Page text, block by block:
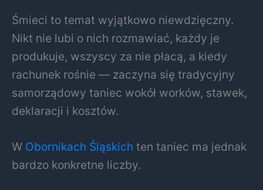
Śmieci to temat wyjątkowo niewdzięczny.
Nikt nie lubi o nich rozmawiać, każdy je
produkuje, wszyscy za nie płacą, a kiedy
rachunek rośnie — zaczyna się tradycyjny
samorządowy taniec wokół worków, stawek,
deklaracji i kosztów.
W Obornikach Śląskich ten taniec ma jednak
bardzo konkretne liczby.